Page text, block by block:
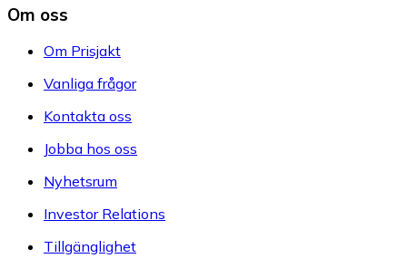
Om oss
Om Prisjakt
Vanliga frågor
Kontakta oss
Jobba hos oss
Nyhetsrum
Investor Relations
Tillgänglighet